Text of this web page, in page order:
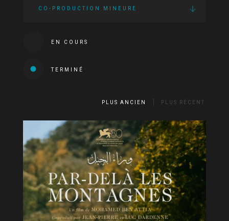
CO-PRODUCTION MINEURE
EN COURS
TERMINÉ
PLUS ANCIEN PLUS RÉCENT